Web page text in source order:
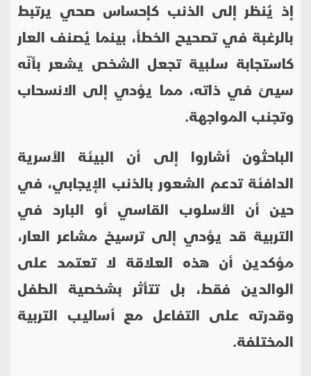
إذ يُنظر إلى الذنب كإحساس صحي يرتبط
بالرغبة في تصحيح الخطأ، بينما يُصنف العار
كاستجابة سلبية تجعل الشخص يشعر بأنّه
سيئ في ذاته، مما يؤدي إلى الانسحاب
وتجنب المواجهة.
الباحثون أشاروا إلى أن البيئة الأسرية
الدافئة تدعم الشعور بالذنب الإيجابي، في
حين أن الأسلوب القاسي أو البارد في
التربية قد يؤدي إلى ترسيخ مشاعر العار،
مؤكدين أن هذه العلاقة لا تعتمد على
الوالدين فقط، بل تتأثر بشخصية الطفل
وقدرته على التفاعل مع أساليب التربية
المختلفة.